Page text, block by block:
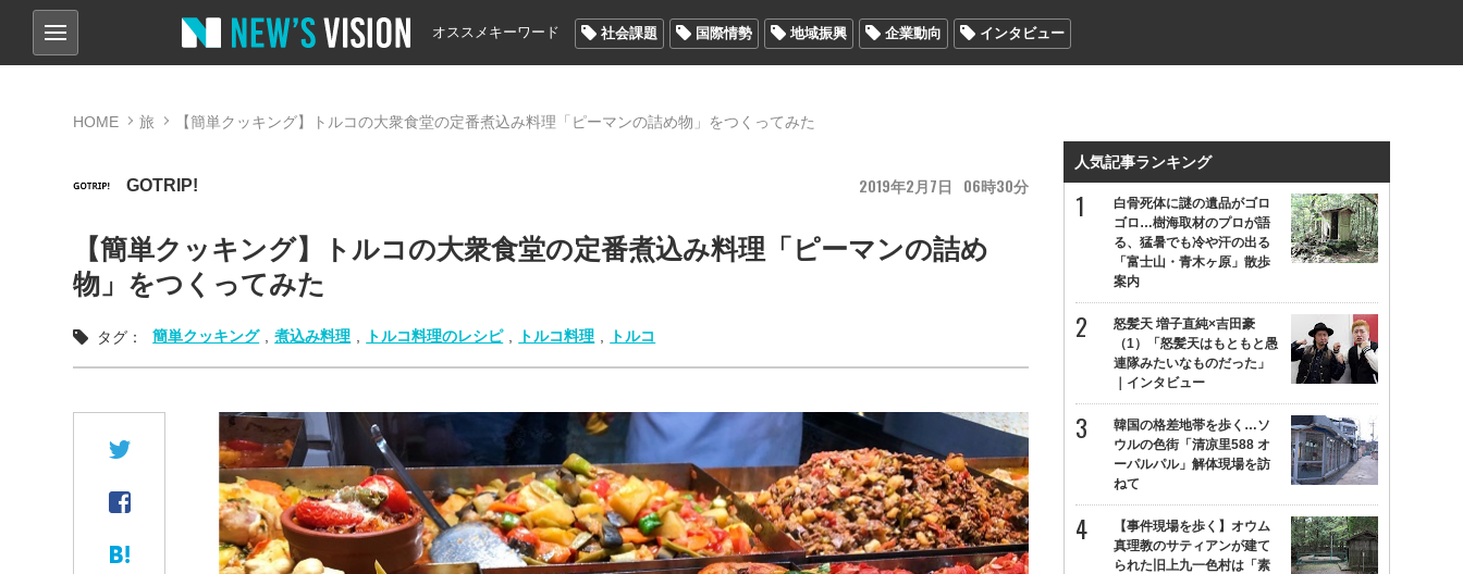
オススメキーワード 社会課題 国際情勢 地域振興 企業動向 インタビュー
HOME 旅 【簡単クッキング】トルコの大衆食堂の定番煮込み料理「ピーマンの詰め物」をつくってみた
GOTRIP! 2019 2 7 06 30
【簡単クッキング】トルコの大衆食堂の定番煮込み料理「ピーマンの詰め
物」をつくってみた
タグ： 簡単クッキング 煮込み料理 トルコ料理のレシピ トルコ料理 トルコ
人気記事ランキング
白骨死体に謎の遺品がゴロ
ゴロ…樹海取材のプロが語
る、猛暑でも冷や汗の出る
「富士山・青木ヶ原」散歩
案内
怒髪天 増子直純×吉田豪
（1）「怒髪天はもともと愚
連隊みたいなものだった」
｜インタビュー
韓国の格差地帯を歩く…ソ
ウルの色街「清凉里588 オ
ーパルパル」解体現場を訪
ねて
【事件現場を歩く】オウム
真理教のサティアンが建て
られた旧上九一色村は「素